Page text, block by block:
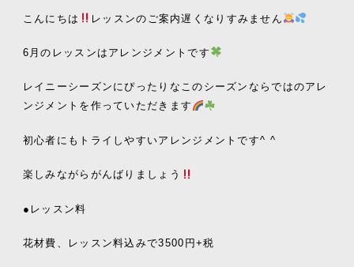
こんにちは レッスンのご案内遅くなりすみません
6月のレッスンはアレンジメントです
レイニーシーズンにぴったりなこのシーズンならではのアレ
ンジメントを作っていただきます
初心者にもトライしやすいアレンジメントです^ ^
楽しみながらがんばりましょう
●レッスン料
花材費、レッスン料込みで3500円+税